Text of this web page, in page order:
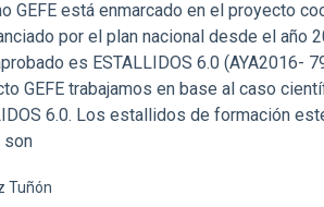
GEFE está enmarcado en el proyecto
por el plan nacional desde el año
es ESTALLIDOS 6.0 (AYA2016-
GEFE trabajamos en base al caso
6.0. Los estallidos de formación
son
Tuñón